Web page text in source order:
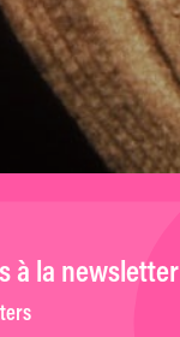
à la newsletter